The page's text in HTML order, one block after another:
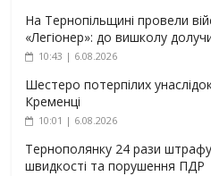
На Тернопільщині провели
«Легіонер»: до вишколу
10:43 | 6.08.2026
Шестеро потерпілих
Кременці
10:01 | 6.08.2026
Тернополянку 24 рази
швидкості та порушення ПДР